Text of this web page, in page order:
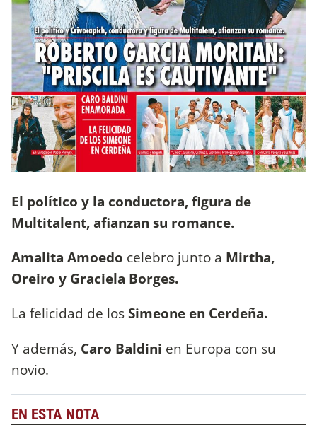
El político y la conductora, figura de
Multitalent, afianzan su romance.
Amalita Amoedo celebro junto a Mirtha,
Oreiro y Graciela Borges.
La felicidad de losSimeone en Cerdeña.
Y además, Caro Baldini en Europa con su
novio.
EN ESTA NOTA